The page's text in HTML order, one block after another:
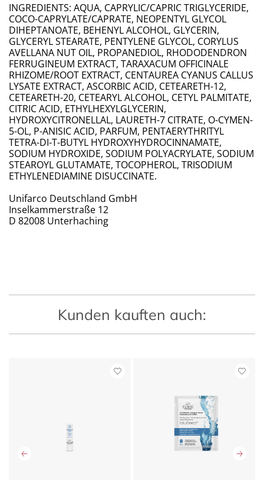
​INGREDIENTS: AQUA, CAPRYLIC/CAPRIC TRIGLYCERIDE,
COCO-CAPRYLATE/CAPRATE, NEOPENTYL GLYCOL
DIHEPTANOATE, BEHENYL ALCOHOL, GLYCERIN,
GLYCERYL STEARATE, PENTYLENE GLYCOL, CORYLUS
AVELLANA NUT OIL, PROPANEDIOL, RHODODENDRON
FERRUGINEUM EXTRACT, TARAXACUM OFFICINALE
RHIZOME/ROOT EXTRACT, CENTAUREA CYANUS CALLUS
LYSATE EXTRACT, ASCORBIC ACID, CETEARETH-12,
CETEARETH-20, CETEARYL ALCOHOL, CETYL PALMITATE,
CITRIC ACID, ETHYLHEXYLGLYCERIN,
HYDROXYCITRONELLAL, LAURETH-7 CITRATE, O-CYMEN-
5-OL, P-ANISIC ACID, PARFUM, PENTAERYTHRITYL
TETRA-DI-T-BUTYL HYDROXYHYDROCINNAMATE,
SODIUM HYDROXIDE, SODIUM POLYACRYLATE, SODIUM
STEAROYL GLUTAMATE, TOCOPHEROL, TRISODIUM
ETHYLENEDIAMINE DISUCCINATE.
Unifarco Deutschland GmbH
Inselkammerstraße 12
D 82008 Unterhaching
Kunden kauften auch: